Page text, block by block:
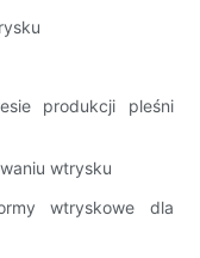
produkcji pleśni
wtrysku
wtryskowe dla